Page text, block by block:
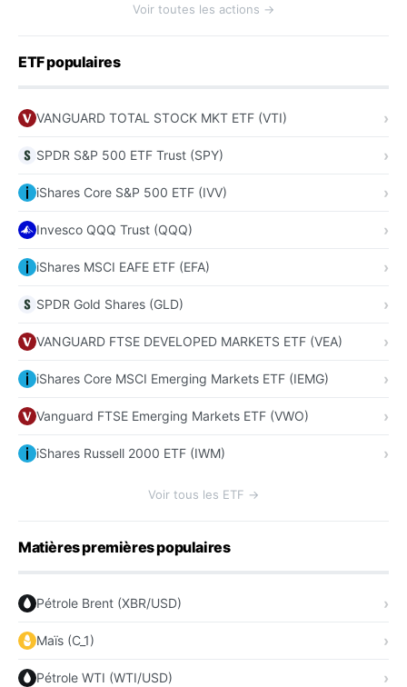
Voir toutes les actions →
ETF populaires
VANGUARD TOTAL STOCK MKT ETF (VTI)
SPDR S&P 500 ETF Trust (SPY)
iShares Core S&P 500 ETF (IVV)
Invesco QQQ Trust (QQQ)
iShares MSCI EAFE ETF (EFA)
SPDR Gold Shares (GLD)
VANGUARD FTSE DEVELOPED MARKETS ETF (VEA)
iShares Core MSCI Emerging Markets ETF (IEMG)
Vanguard FTSE Emerging Markets ETF (VWO)
iShares Russell 2000 ETF (IWM)
Voir tous les ETF →
Matières premières populaires
Pétrole Brent (XBR/USD)
Maïs (C_1)
Pétrole WTI (WTI/USD)